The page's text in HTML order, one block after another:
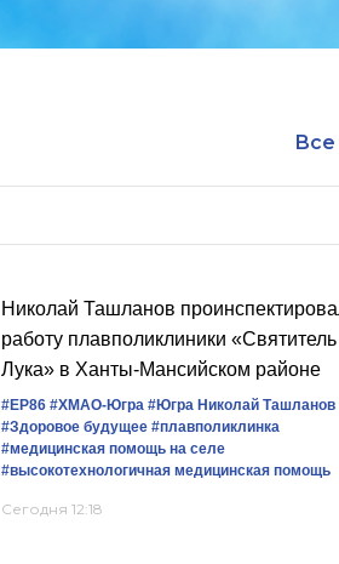
Все
Николай Ташланов
работу плавполиклиники «Святитель
Лука» в Ханты-Мансийском районе
#ЕР86 #ХМАО-Югра #Югра Николай Ташланов
#Здоровое будущее #плавполиклинка
#медицинская помощь на селе
#высокотехнологичная медицинская помощь
Сегодня 12:18